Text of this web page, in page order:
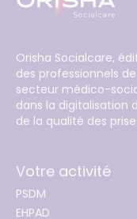
Orisha Socialcare,
des professionnels
secteur médico-
dans la digitalisation
de la qualité des
Votre activité
PSDM
EHPAD